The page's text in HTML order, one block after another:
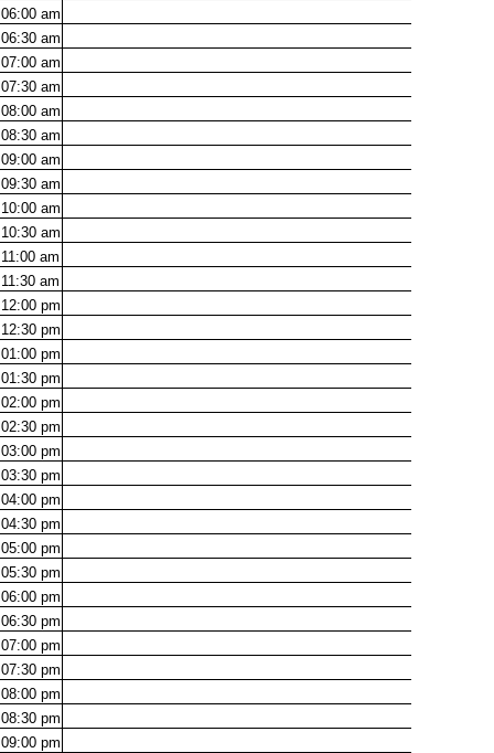
06:00 am
06:30 am
07:00 am
07:30 am
08:00 am
08:30 am
09:00 am
09:30 am
10:00 am
10:30 am
11:00 am
11:30 am
12:00 pm
12:30 pm
01:00 pm
01:30 pm
02:00 pm
02:30 pm
03:00 pm
03:30 pm
04:00 pm
04:30 pm
05:00 pm
05:30 pm
06:00 pm
06:30 pm
07:00 pm
07:30 pm
08:00 pm
08:30 pm
09:00 pm